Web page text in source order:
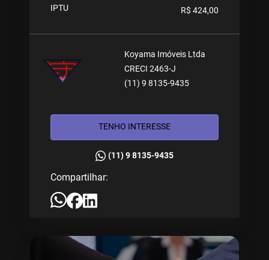
IPTU
R$ 424,00
Koyama Imóveis Ltda
CRECI 2463-J
(11) 9 8135-9435
TENHO INTERESSE
(11) 9 8135-9435
Compartilhar: